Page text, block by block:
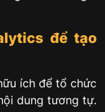
để tạo
ích để tổ chức
dung tương tự.